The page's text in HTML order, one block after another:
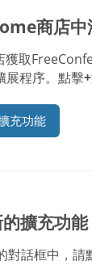
商店中
取
展程序。點擊
充功能
擴充功能
對話框中，請